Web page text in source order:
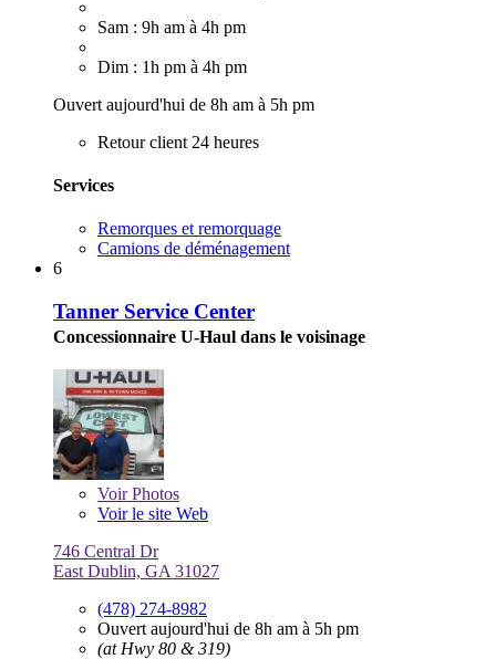
Sam : 9h am à 4h pm
Dim : 1h pm à 4h pm
Ouvert aujourd'hui de 8h am à 5h pm
Retour client 24 heures
Services
Remorques et remorquage
Camions de déménagement
6
Tanner Service Center
Concessionnaire U-Haul dans le voisinage
VoirPhotos
Voir le site Web
746 Central Dr
East Dublin, GA 31027
(478) 274-8982
Ouvert aujourd'hui de 8h am à 5h pm
(at Hwy 80 & 319)